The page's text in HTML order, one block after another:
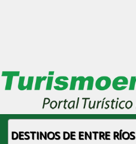
DESTINOS DE ENTRE RÍOS